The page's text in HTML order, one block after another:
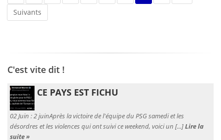
Suivants
C'est vite dit !
CE PAYS EST FICHU
02 Juin :2 juinAprès la victoire de l'équipe du PSG samedi et les
désordres et les violences qui ont suivi ce weekend, voici un [...]Lire la
suite »